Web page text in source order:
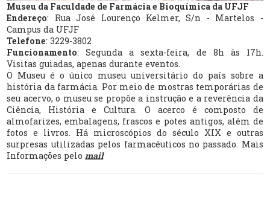
Museu da Faculdade de Farmácia e Bioquímica da UFJF
Endereço: Rua José Lourenço Kelmer, S/n - Martelos -
Campus da UFJF
Telefone: 3229-3802
Funcionamento: Segunda a sexta-feira, de 8h às 17h.
Visitas guiadas, apenas durante eventos.
O Museu é o único museu universitário do país sobre a
história da farmácia. Por meio de mostras temporárias de
seu acervo, o museu se propõe a instrução e a reverência da
Ciência, História e Cultura. O acerco é composto de
almofarizes, embalagens, frascos e potes antigos, além de
fotos e livros. Há microscópios do século XIX e outras
surpresas utilizadas pelos farmacêuticos no passado. Mais
Informações pelomail